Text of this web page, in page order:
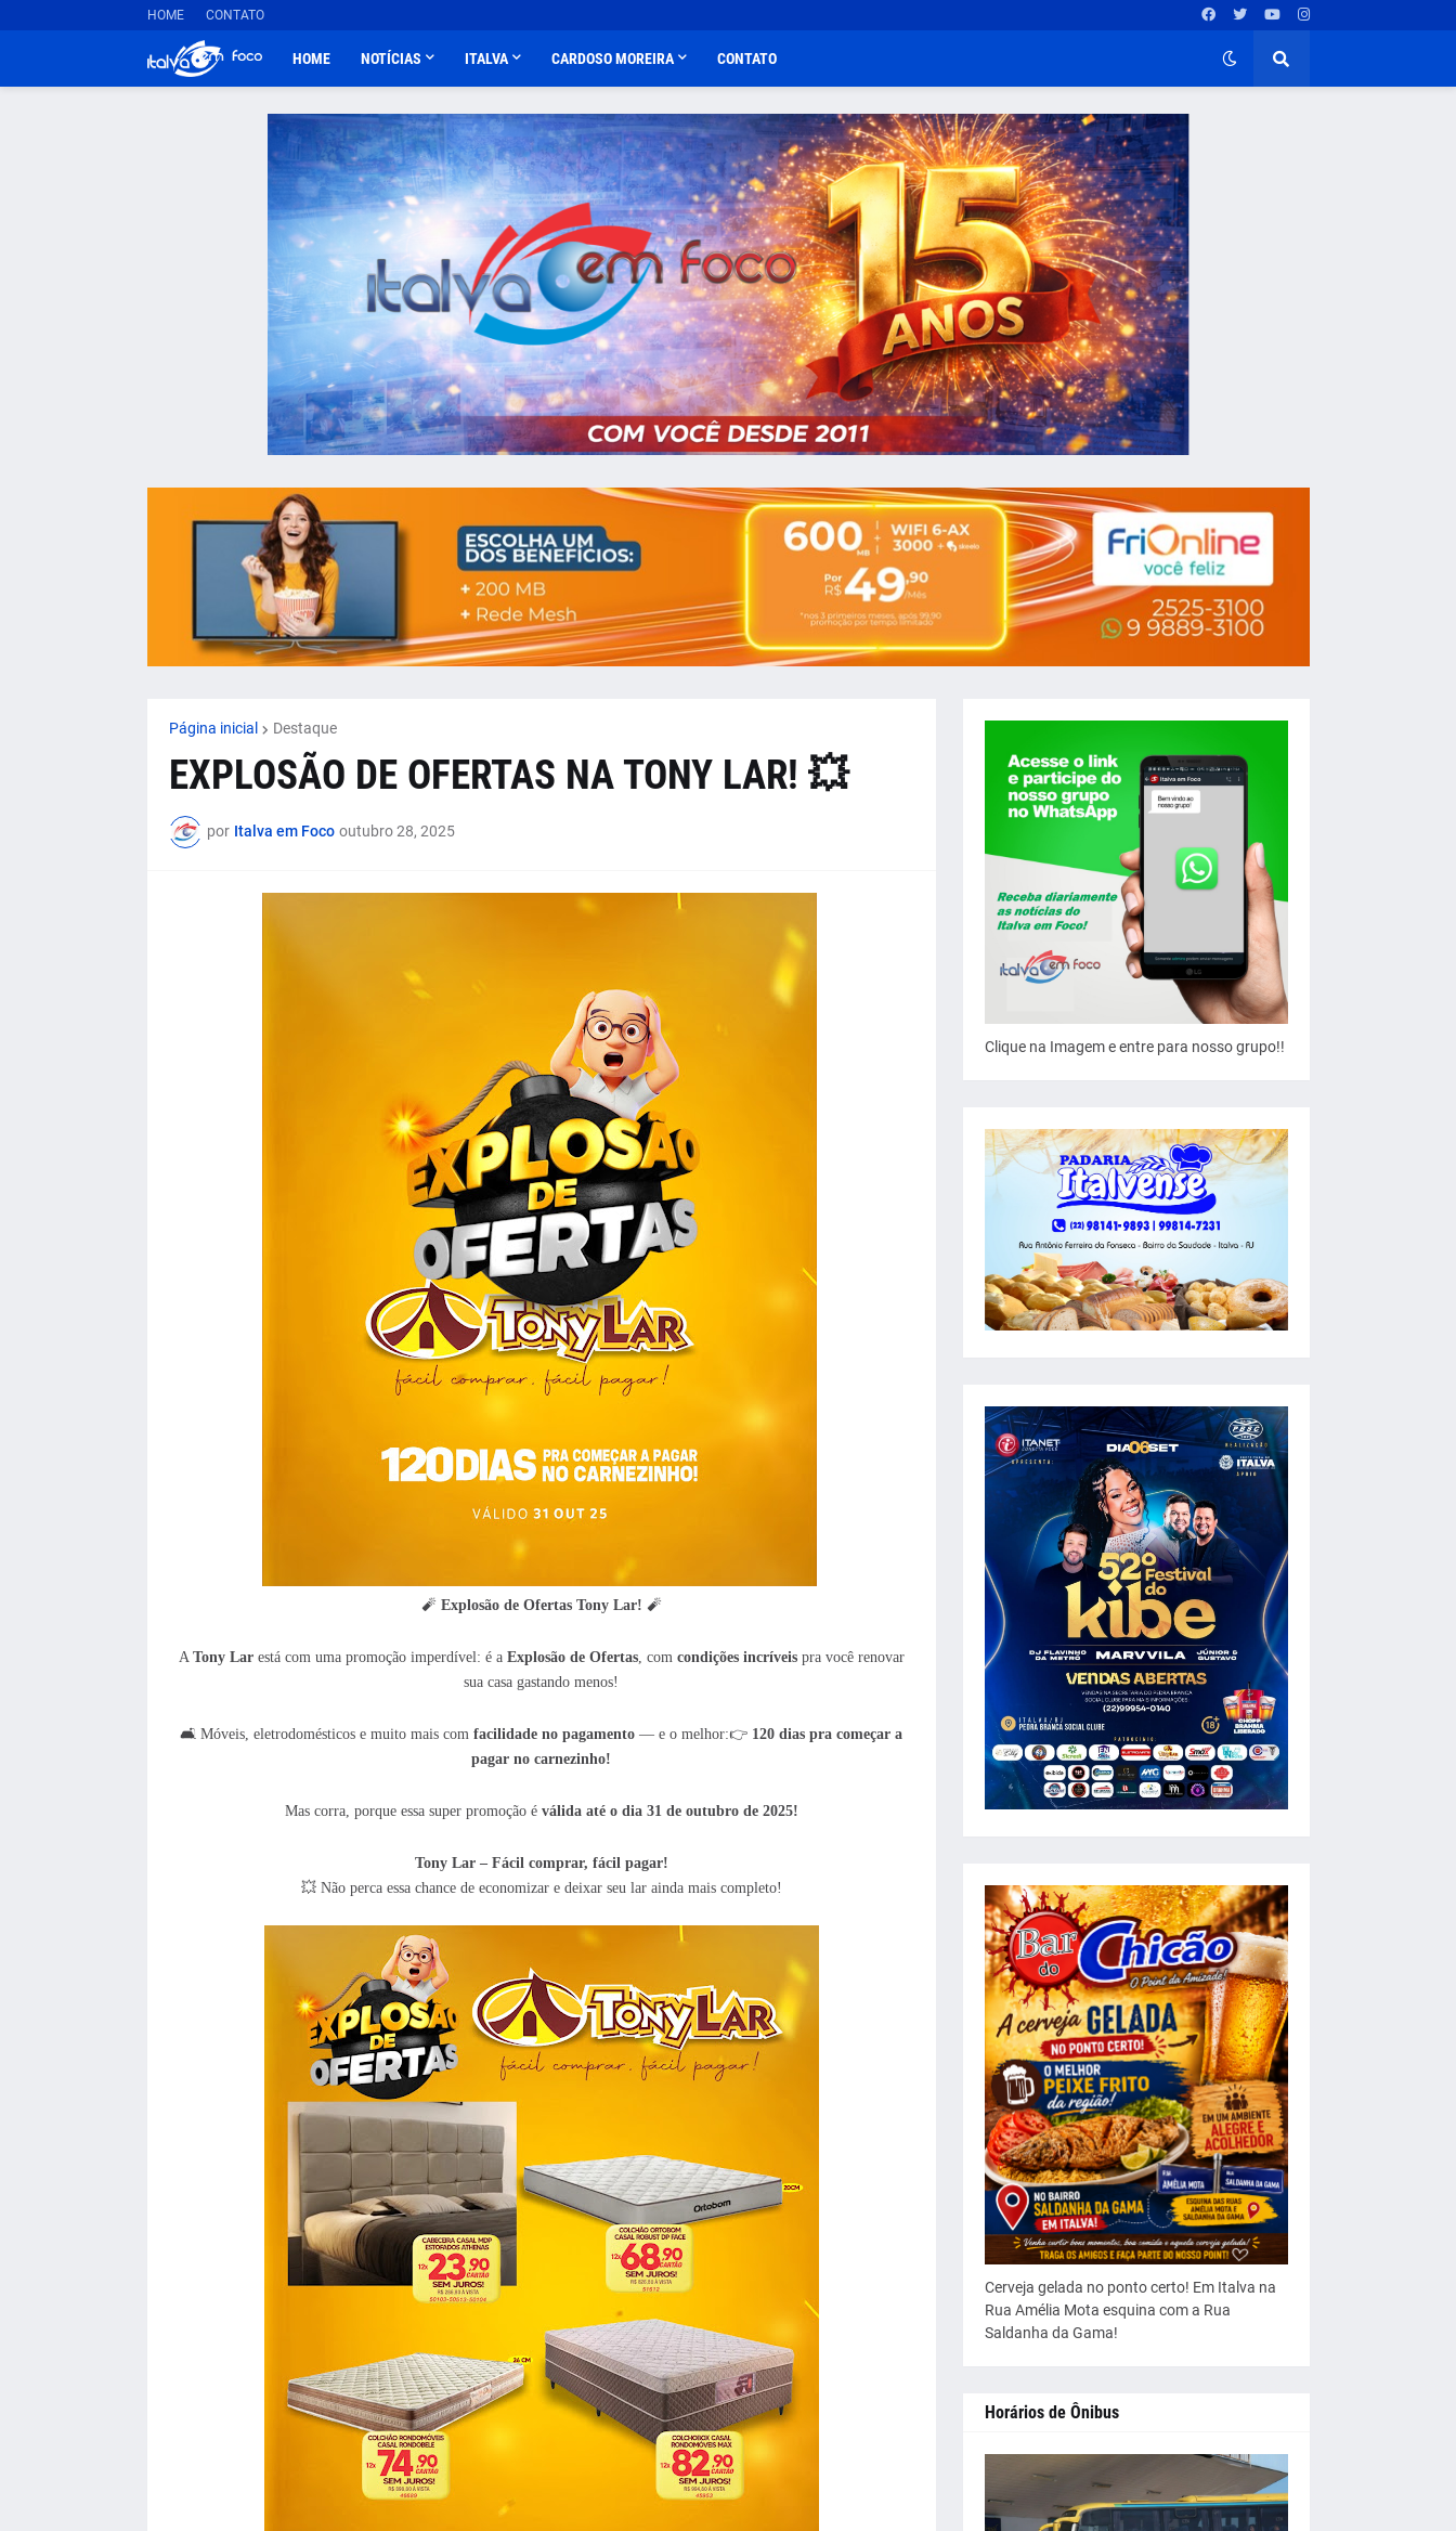
HOME CONTATO
HOME NOTÍCIAS ITALVA CARDOSO MOREIRA CONTATO
Página inicial Destaque
EXPLOSÃO DE OFERTAS NA TONY LAR! 💥
por Italva em Foco outubro 28, 2025
🧨 Explosão de Ofertas Tony Lar! 🧨
A Tony Larestá com uma promoção imperdível: é a Explosão de Ofertas, com condições incríveispra você renovar
sua casa gastando menos!
🛋️ Móveis, eletrodomésticos e muito mais com facilidade no pagamento — e o melhor:👉 120 dias pra começar a
pagar no carnezinho!
Mas corra, porque essa super promoção é válida até o dia 31 de outubro de 2025!
Tony Lar – Fácil comprar, fácil pagar!
💥 Não perca essa chance de economizar e deixar seu lar ainda mais completo!
Clique na Imagem e entre para nosso grupo!!
Cerveja gelada no ponto certo! Em Italva na
Rua Amélia Mota esquina com a Rua
Saldanha da Gama!
Horários de Ônibus